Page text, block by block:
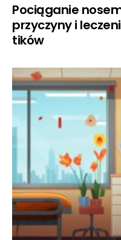
Pociąganie
przyczyny i
tików